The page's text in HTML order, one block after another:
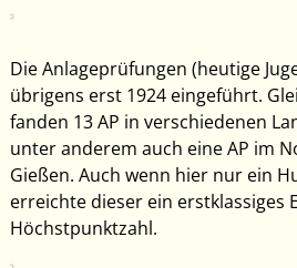
Die Anlageprüfungen (heutige
übrigens erst 1924 eingeführt.
fanden 13 AP in verschiedenen
unter anderem auch eine AP im
Gießen. Auch wenn hier nur ein
erreichte dieser ein erstklassiges
Höchstpunktzahl.